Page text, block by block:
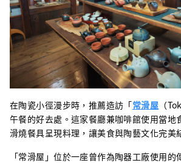
在陶瓷小徑漫步時，推薦造訪「常滑屋 （
午餐的好去處。這家餐廳兼咖啡館使用當地
滑燒餐具呈現料理，讓美食與陶藝文化完美
「常滑屋」位於一座曾作為陶器工廠使用